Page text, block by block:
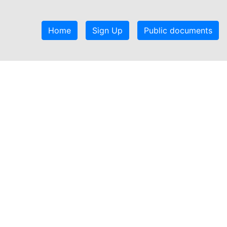
Home Sign Up Public documents